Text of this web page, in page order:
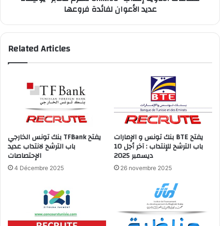
فروعها
عديد الأعوان لفائدة فروعها
Related Articles
بنك تونس الخارجي TFBank يفتح
باب الترشح لانتداب عديد
الإحتصاصات
4 Décembre 2025
بنك تونس و الإمارات BTE يفتح
باب الترشح للإنتداب : آخر أجل 10
ديسمبر 2025
26 novembre 2025